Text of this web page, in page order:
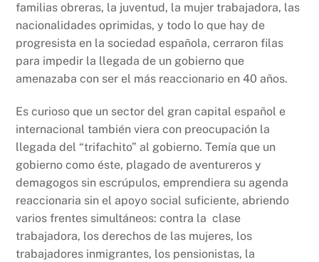
k
familias obreras, la juventud, la mujer trabajadora, las
nacionalidades oprimidas, y todo lo que hay de
progresista en la sociedad española, cerraron filas
para impedir la llegada de un gobierno que
amenazaba con ser el más reaccionario en 40 años.
Es curioso que un sector del gran capital español e
internacional también viera con preocupación la
llegada del “trifachito” al gobierno. Temía que un
gobierno como éste, plagado de aventureros y
demagogos sin escrúpulos, emprendiera su agenda
reaccionaria sin el apoyo social suficiente, abriendo
varios frentes simultáneos: contra la clase
trabajadora, los derechos de las mujeres, los
trabajadores inmigrantes, los pensionistas, la